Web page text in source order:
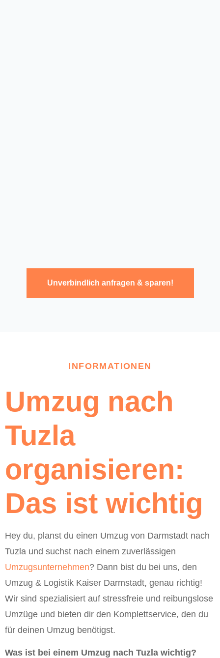
Unverbindlich anfragen & sparen!
INFORMATIONEN
Umzug nach
Tuzla
organisieren:
Das ist wichtig
Hey du, planst du einen Umzug von Darmstadt nach
Tuzla und suchst nach einem zuverlässigen
Umzugsunternehmen? Dann bist du bei uns, den
Umzug & Logistik Kaiser Darmstadt, genau richtig!
Wir sind spezialisiert auf stressfreie und reibungslose
Umzüge und bieten dir den Komplettservice, den du
für deinen Umzug benötigst.
Was ist bei einem Umzug nach Tuzla wichtig?